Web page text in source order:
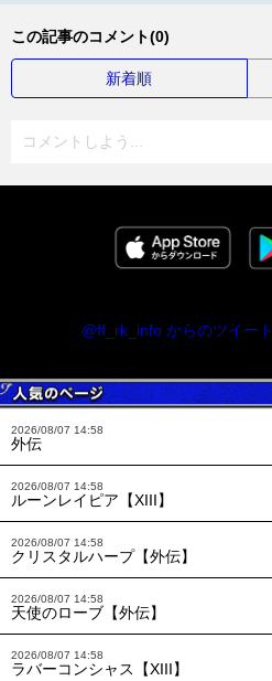
この記事のコメント(0)
新着順
コメントしよう...
@ff_rk_info からのツイート
2026/08/07 14:58
外伝
2026/08/07 14:58
ルーンレイピア【XIII】
2026/08/07 14:58
クリスタルハープ【外伝】
2026/08/07 14:58
天使のローブ【外伝】
2026/08/07 14:58
ラバーコンシャス【XIII】